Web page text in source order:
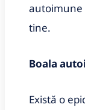
autoimune
tine.
Boala
Există o